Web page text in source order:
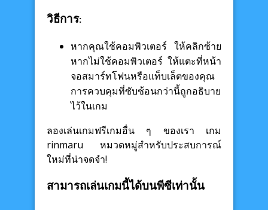
วิธีการ:
หากคุณใช้คอมพิวเตอร์ ให้คลิกซ้าย
หากไม่ใช้คอมพิวเตอร์ ให้แตะที่หน้า
จอสมาร์ทโฟนหรือแท็บเล็ตของคุณ
การควบคุมที่ซับซ้อนกว่านี้ถูกอธิบาย
ไว้ในเกม
ลองเล่นเกมฟรีเกมอื่น ๆ ของเรา เกม
rinmaru หมวดหมู่สำหรับประสบการณ์
ใหม่ที่น่าจดจำ!
สามารถเล่นเกมนี้ได้บนพีซีเท่านั้น